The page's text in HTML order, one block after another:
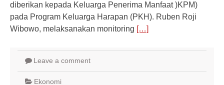
diberikan kepada Keluarga Penerima Manfaat )KPM)
pada Program Keluarga Harapan (PKH). Ruben Roji
Wibowo, melaksanakan monitoring […]
Leave a comment
Ekonomi